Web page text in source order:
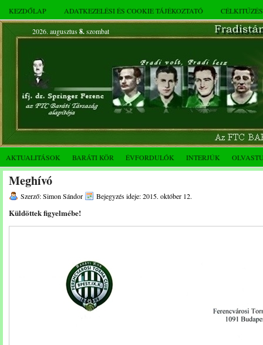
KEZDŐLAP ADATKEZELÉSI ÉS COOKIE TÁJÉKOZTATÓ
2026. augusztus 8.szombat
AKTUALITÁSOK BARÁTI KÖR ÉVFORDULÓK INTERJÚK
Meghívó
Szerző: Simon Sándor Bejegyzés ideje: 2015. október 12.
Küldöttek figyelmébe!